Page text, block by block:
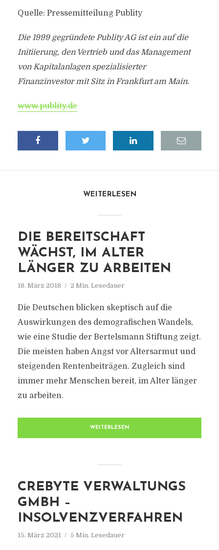
Quelle: Pressemitteilung Publity
Die 1999 gegründete Publity AG ist ein auf die
Initiierung, den Vertrieb und das Management
von Kapitalanlagen spezialisierter
Finanzinvestor mit Sitz in Frankfurt am Main.
www.publity.de
WEITERLESEN
DIE BEREITSCHAFT
WÄCHST, IM ALTER
LÄNGER ZU ARBEITEN
18. März 2018 2 Min. Lesedauer
Die Deutschen blicken skeptisch auf die
Auswirkungen des demografischen Wandels,
wie eine Studie der Bertelsmann Stiftung zeigt.
Die meisten haben Angst vor Altersarmut und
steigenden Rentenbeiträgen. Zugleich sind
immer mehr Menschen bereit, im Alter länger
zu arbeiten.
WEITERLESEN
CREBYTE VERWALTUNGS
GMBH –
INSOLVENZVERFAHREN
15. März 2021 5 Min. Lesedauer